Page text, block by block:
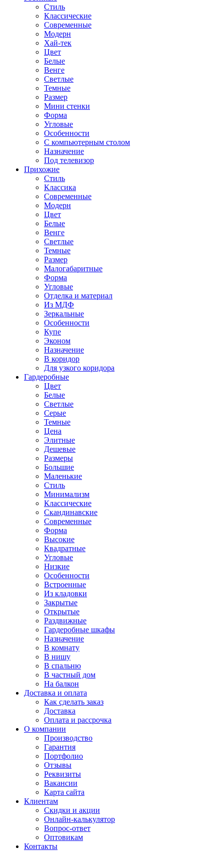
Стиль
Классические
Современные
Модерн
Хай-тек
Цвет
Белые
Венге
Светлые
Темные
Размер
Мини стенки
Форма
Угловые
Особенности
С компьютерным столом
Назначение
Под телевизор
Прихожие
Стиль
Классика
Современные
Модерн
Цвет
Белые
Венге
Светлые
Темные
Размер
Малогабаритные
Форма
Угловые
Отделка и материал
Из МДФ
Зеркальные
Особенности
Купе
Эконом
Назначение
В коридор
Для узкого коридора
Гардеробные
Цвет
Белые
Светлые
Серые
Темные
Цена
Элитные
Дешевые
Размеры
Большие
Маленькие
Стиль
Минимализм
Классические
Скандинавские
Современные
Форма
Высокие
Квадратные
Угловые
Низкие
Особенности
Встроенные
Из кладовки
Закрытые
Открытые
Раздвижные
Гардеробные шкафы
Назначение
В комнату
В нишу
В спальню
В частный дом
На балкон
Доставка и оплата
Как сделать заказ
Доставка
Оплата и рассрочка
О компании
Производство
Гарантия
Портфолио
Отзывы
Реквизиты
Вакансии
Карта сайта
Клиентам
Скидки и акции
Онлайн-калькулятор
Вопрос-ответ
Оптовикам
Контакты